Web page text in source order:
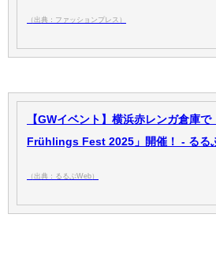
（出典：ファッションプレス）
【GWイベント】横浜赤レンガ倉庫
Frühlings Fest 2025」開催！ - るる
（出典：るるぶWeb）